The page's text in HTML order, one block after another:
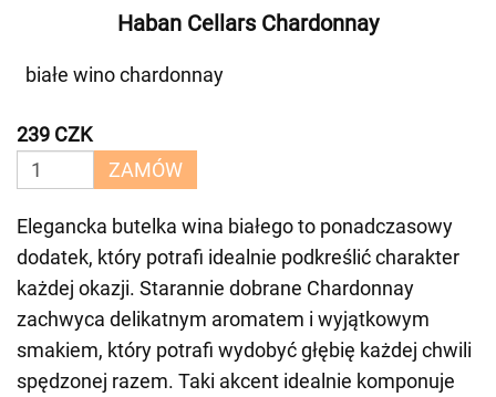
Haban Cellars Chardonnay
białe wino chardonnay
239 CZK
ZAMÓW
Elegancka butelka wina białego to ponadczasowy
dodatek, który potrafi idealnie podkreślić charakter
każdej okazji. Starannie dobrane Chardonnay
zachwyca delikatnym aromatem i wyjątkowym
smakiem, który potrafi wydobyć głębię każdej chwili
spędzonej razem. Taki akcent idealnie komponuje